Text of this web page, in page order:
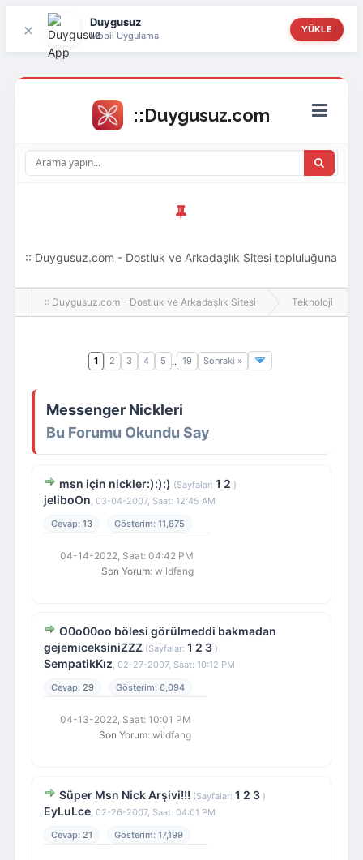
× Duygusuz
Mobil Uygulama
YÜKLE
:: Duygusuz.com - Dostluk ve Arkadaşlık Sitesi topluluğuna
hoş geldin ziyaretçi! Aramıza katılmak istersen kayıt
:: Duygusuz.com - Dostluk ve Arkadaşlık Sitesi Teknoloji
1 2 3 4 5 .. 19 Sonraki »
Bu Forumu Okundu Say
Messenger Nickleri
msn için nickler:):):) (Sayfalar: 1 2 )
jeliboOn, 03-04-2007, Saat: 12:45 AM
13
11,875
04-14-2022, Saat: 04:42 PM
Son Yorum: wildfang
O0o00oo bölesi görülmeddi bakmadan
gejemiceksiniZZZ (Sayfalar: 1 2 3)
SempatikKız, 02-27-2007, Saat: 10:12 PM
29
6,094
04-13-2022, Saat: 10:01 PM
Son Yorum: wildfang
Süper Msn Nick Arşivi!!! (Sayfalar: 1 2 3)
EyLuLce, 02-26-2007, Saat: 04:01 PM
21
17,199